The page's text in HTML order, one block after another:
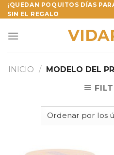
Skip
to
¡QUEDAN POQUITOS DÍAS
SIN EL REGALO
INICIO / MODELO DEL